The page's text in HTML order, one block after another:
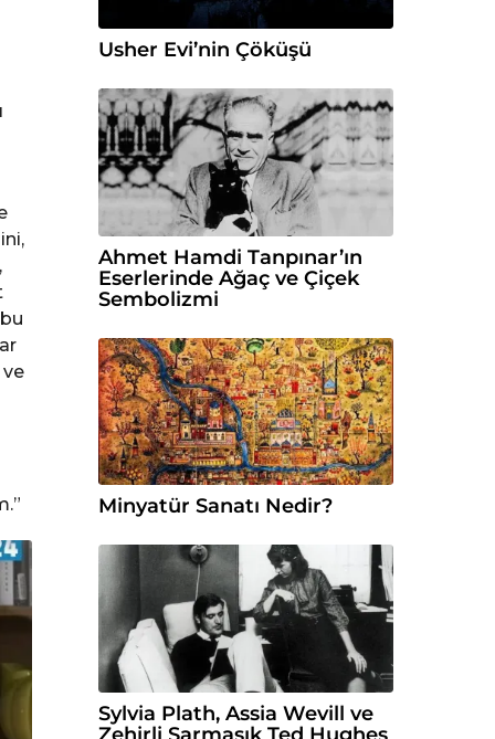
Usher Evi’nin Çöküşü
Ahmet Hamdi Tanpınar’ın
Eserlerinde Ağaç ve Çiçek
Sembolizmi
Minyatür Sanatı Nedir?
Sylvia Plath, Assia Wevill ve